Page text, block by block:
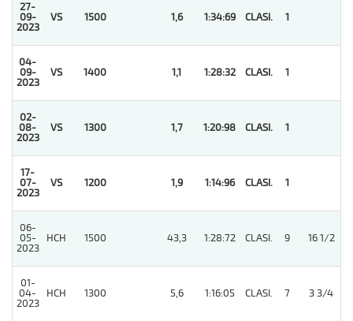
27-
09-
2023
VS 1500 1,6 1:34:69 CLASI. 1
04-
09-
2023
VS 1400 1,1 1:28:32 CLASI. 1
02-
08-
2023
VS 1300 1,7 1:20:98 CLASI. 1
17-
07-
2023
VS 1200 1,9 1:14:96 CLASI. 1
06-
05-
2023
HCH 1500 43,3 1:28:72 CLASI. 9 16 1/2
01-
04-
2023
HCH 1300 5,6 1:16:05 CLASI. 7 3 3/4